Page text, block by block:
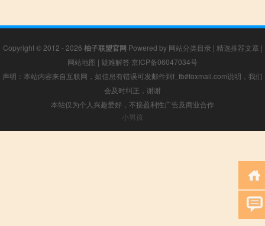
Copyright © 2012 - 2026 柚子联盟官网 Powered by 网站分类目录 | 精选推荐文章 |
网站地图 | 疑难解答 京ICP备06047034号
声明：本站内容来自互联网，如信息有错误可发邮件到f_fb#foxmail.com说明，我们
会及时纠正，谢谢
本站仅为个人兴趣爱好，不接盈利性广告及商业合作
小男孩